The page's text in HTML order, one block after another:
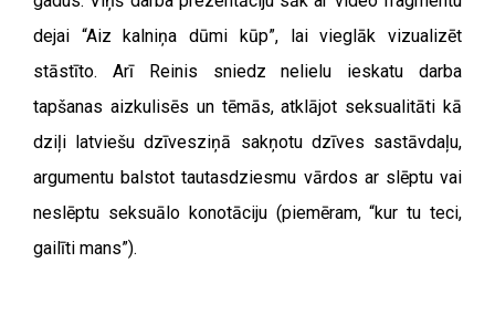
dejai “Aiz kalniņa dūmi kūp”, lai vieglāk vizualizēt
stāstīto. Arī Reinis sniedz nelielu ieskatu darba
tapšanas aizkulisēs un tēmās, atklājot seksualitāti kā
dziļi latviešu dzīvesziņā sakņotu dzīves sastāvdaļu,
argumentu balstot tautasdziesmu vārdos ar slēptu vai
neslēptu seksuālo konotāciju (piemēram, “kur tu teci,
gailīti mans”).